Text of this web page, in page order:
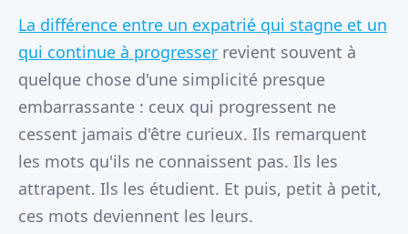
La différence entre un expatrié qui stagne et un
qui continue à progresser revient souvent à
quelque chose d'une simplicité presque
embarrassante : ceux qui progressent ne
cessent jamais d'être curieux. Ils remarquent
les mots qu'ils ne connaissent pas. Ils les
attrapent. Ils les étudient. Et puis, petit à petit,
ces mots deviennent les leurs.